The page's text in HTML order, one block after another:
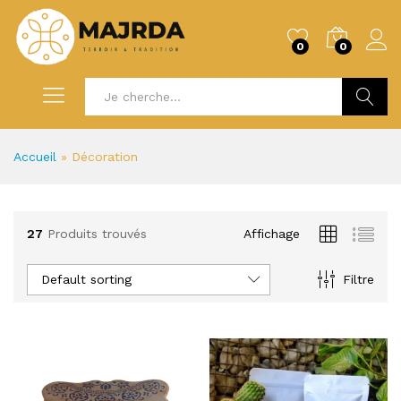
0 0
Accueil » Décoration
27 Produits trouvés Affichage
Filtre
Default sorting